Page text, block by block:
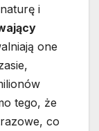
i
one
tego, że
co